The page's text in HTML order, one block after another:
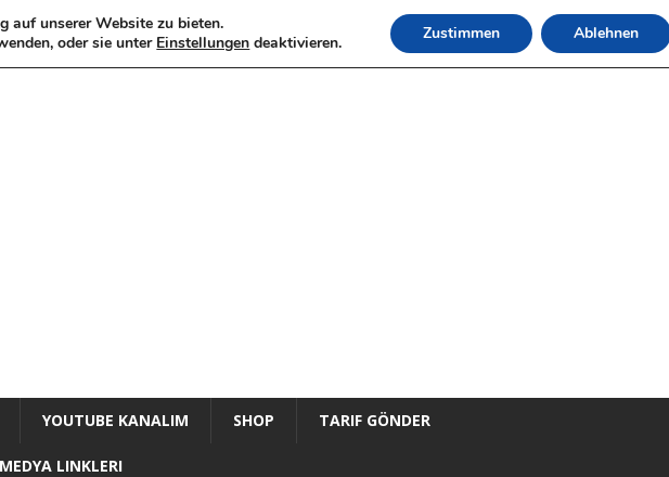
YOUTUBE KANALIM SHOP TARIF GÖNDER
LINKLERI
auf unserer Website zu bieten.
oder sie unter Einstellungen deaktivieren. Zustimmen Ablehnen